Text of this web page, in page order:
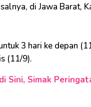
di Jawa Barat,
3 hari ke depan
(11/9).
Sini, Simak